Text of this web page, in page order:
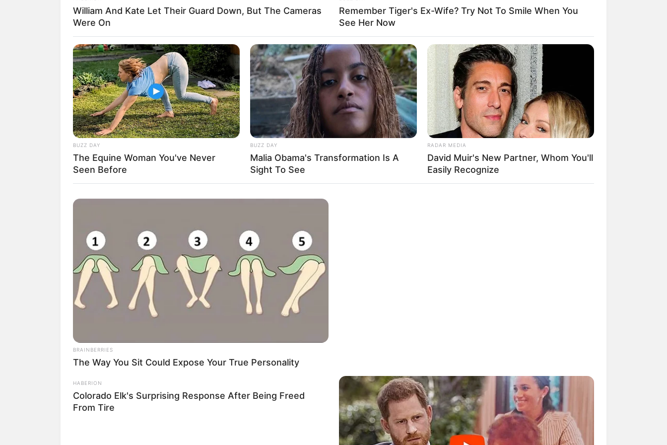
Neben demKloster mit der Einhard-Basilikagibt es in Seligenstadt viele weitere historische Baudenkmäler zu
sehen. Diese reichen zum Teil bis in das 12. Jahrhundert zurück.
Fossilienfundstätte Grube Messel
Zwischen Darmstadt und Dieburg befindet sich eine der weltweit ertragreichsten Fundstätten von versteinerten
Tieren und Pflanzen, die hier in der Zeit des Eozän lebten. Es handelt sich dabei um einen ehemaligen
Vulkansee, der vor 47 Millionen Jahren verlandete und in dem bis 1970 Ölschiefer abgebaut wurde. Der
ehemalige Tagebau ist heute eine UNESCO-Weltnaturerbestätte, die ganzjährig per Führung besichtigt werden kann.
Außerdem ist im Besucherzentrum eine Zeitreise durch die Geschichte der Grube möglich.
Schloss Lichtenberg
Für viele ist das auf einem Berg stehende, deutlich sichtbar aus einer Burg hervorgegangene Bauwerk das
einen Vorbildcharakter für viele spätere errichtete Bauwerke in der gesamten Region.
Staatspark Fürstenlager
Am Stadtrand von Bensheim befindet sich ein riesiger Landschaftspark mit reizvollen Palais und
Parkarchitekturen, die der angehende Großherzog von Hessen im 18. Jahrhundert erbauen ließ.
Odenwälder Felsenmeer
In einer von Sagen umwobenen, riesigen Halde aus Felsbrocken - Naturphänomen und Kletterparadies für
Kinder - kann man auch zahlreiche Hinterlassenschaften der römischen Steinbearbeitung erkunden.
Aussehen. Auf der Burg findet Erlebnisgastronomie mit Rittern und spukenden Gespenstern statt.
Bensheim
gibt es viele interessante Fachwerkhäuser und einige ehemalige
Adelshöfe zu sehen, auch wenn die Stadt seit 1945 kein in sich geschlossenes historisches Stadtbild mehr
William And Kate Let Their Guard Down, But The Cameras
Were On
Remember Tiger's Ex-Wife? Try Not To Smile When You
See Her Now
BUZZ DAY
The Equine Woman You've Never
Seen Before
BUZZ DAY
Malia Obama's Transformation Is A
Sight To See
RADAR MEDIA
David Muir's New Partner, Whom You'll
Easily Recognize
BRAINBERRIES
The Way You Sit Could Expose Your True Personality
HABERION
Colorado Elk's Surprising Response After Being Freed
From Tire